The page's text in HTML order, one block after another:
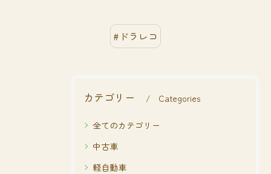
#ドラレコ
カテゴリー Categories
全てのカテゴリー
中古車
軽自動車